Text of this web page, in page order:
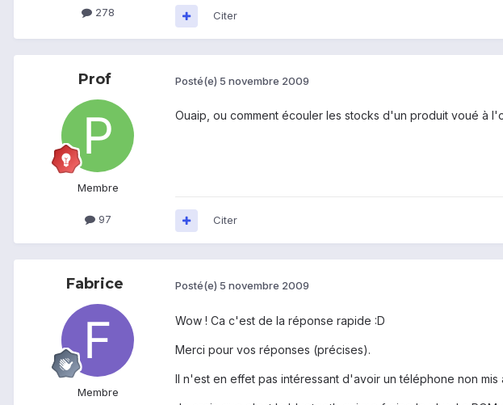
278 Citer
Prof
Membre
97
Posté(e) 5 novembre 2009
Ouaip, ou comment écouler les stocks d'un produit voué à
Citer
Fabrice
Membre
Posté(e) 5 novembre 2009
Wow ! Ca c'est de la réponse rapide :D
Merci pour vos réponses (précises).
Il n'est en effet pas intéressant d'avoir un téléphone non